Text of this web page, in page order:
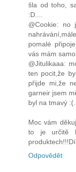
šla od toho,
:D....
@Cookie: no
pomalé
vás mám
@Jitulikaaa:
ten pocit,že
přijde mi,že
garneir jsem
byl na tmavý
Moc vám
to je určitě
Odpovědět